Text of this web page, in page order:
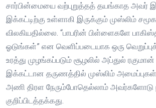
சார்பின்மையை வற்புறுத்தத் தயங்காத அவர்
இக்கட்டிற்கு உள்ளாகி இருக்கும் முஸ்லிம்
விலகியதில்லை. “பாபரின் பிள்ளைகளே
ஓடுங்கள்” என வெளிப்படையாக ஒரு
உரத்து முழங்கப்படும் சூழலில் அப்துல்
இக்கட்டான தருணத்தில் முஸ்லிம் அமைப்புகள்
அணி திரள நேரும்போதெல்லாம் அவர்களோடு
குறிப்பிடத்தக்கது.